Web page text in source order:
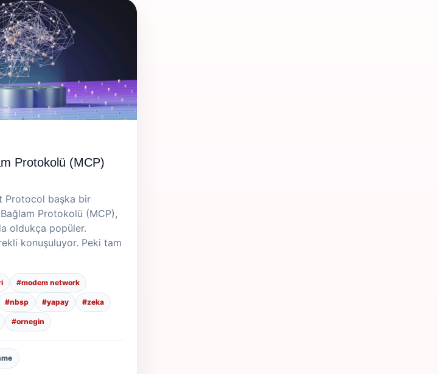
Protokolü (MCP)
Protocol başka bir
Protokolü (MCP),
oldukça popüler.
konuşuluyor. Peki tam
#modem network
#nbsp #yapay #zeka
#ornegin